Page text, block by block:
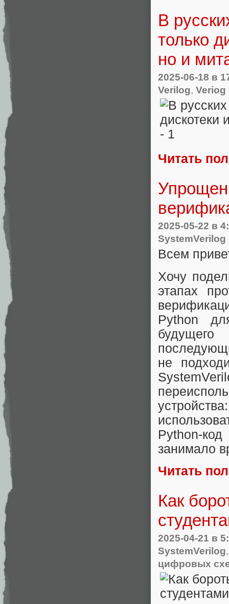
В
только
но и
2025-06-18 в
Verilog, Veriog
Читать
2025-05-22 в
SystemVerilog
Всем
Хочу
этапах
Python
будущего
не
Python-
занимало
Читать
Как
2025-04-21 в
SystemVerilog
цифровых